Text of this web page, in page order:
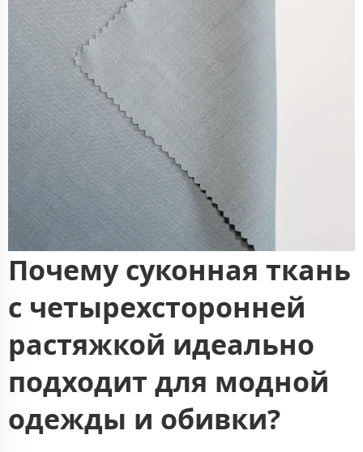
Почему суконная ткань
с четырехсторонней
растяжкой идеально
подходит для модной
одежды и обивки?